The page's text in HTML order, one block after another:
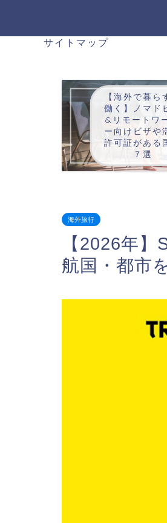
サイトマップ
【海外で暮ら
働く】ノマド
&リモートワ
ー向けビザや
許可証がある
７選
海外旅行
【2026年
航国・都市